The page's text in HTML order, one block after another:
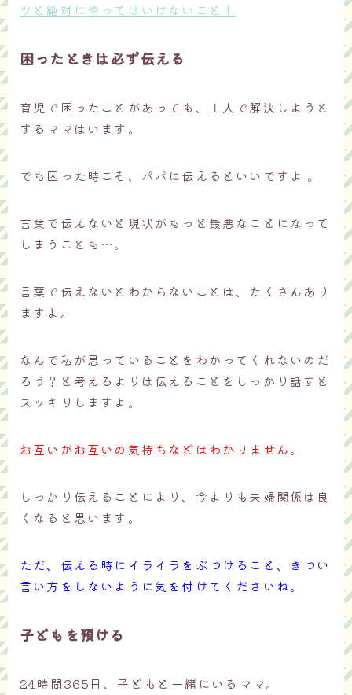
ツと絶対にやってはいけないこと！
困ったときは必ず伝える
育児で困ったことがあっても、１人で解決しようと
するママはいます。
でも困った時こそ、パパに伝えるといいですよ 。
言葉で伝えないと現状がもっと最悪なことになって
しまうことも…。
言葉で伝えないとわからないことは、たくさんあり
ますよ。
なんで私が思っていることをわかってくれないのだ
ろう？と考えるよりは伝えることをしっかり話すと
スッキリしますよ。
お互いがお互いの気持ちなどはわかりません。
しっかり伝えることにより、今よりも夫婦関係は良
くなると思います。
ただ、伝える時にイライラをぶつけること、きつい
言い方をしないように気を付けてくださいね。
子どもを預ける
24時間365日、子どもと一緒にいるママ。